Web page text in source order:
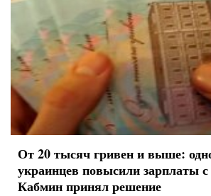
От 20 тысяч гривен и выше:
украинцев повысили зарплаты
Кабмин принял решение